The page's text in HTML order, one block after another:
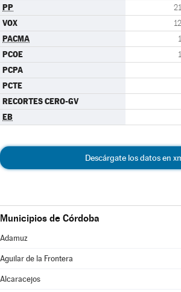
PP
VOX
PACMA
PCOE
PCPA
PCTE
RECORTES CERO-GV
EB
Descárgate los datos en
Municipios de Córdoba
Adamuz
Aguilar de la Frontera
Alcaracejos